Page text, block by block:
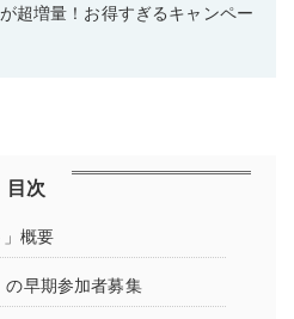
超増量！お得すぎるキャンペー
目次
」概要
早期参加者募集